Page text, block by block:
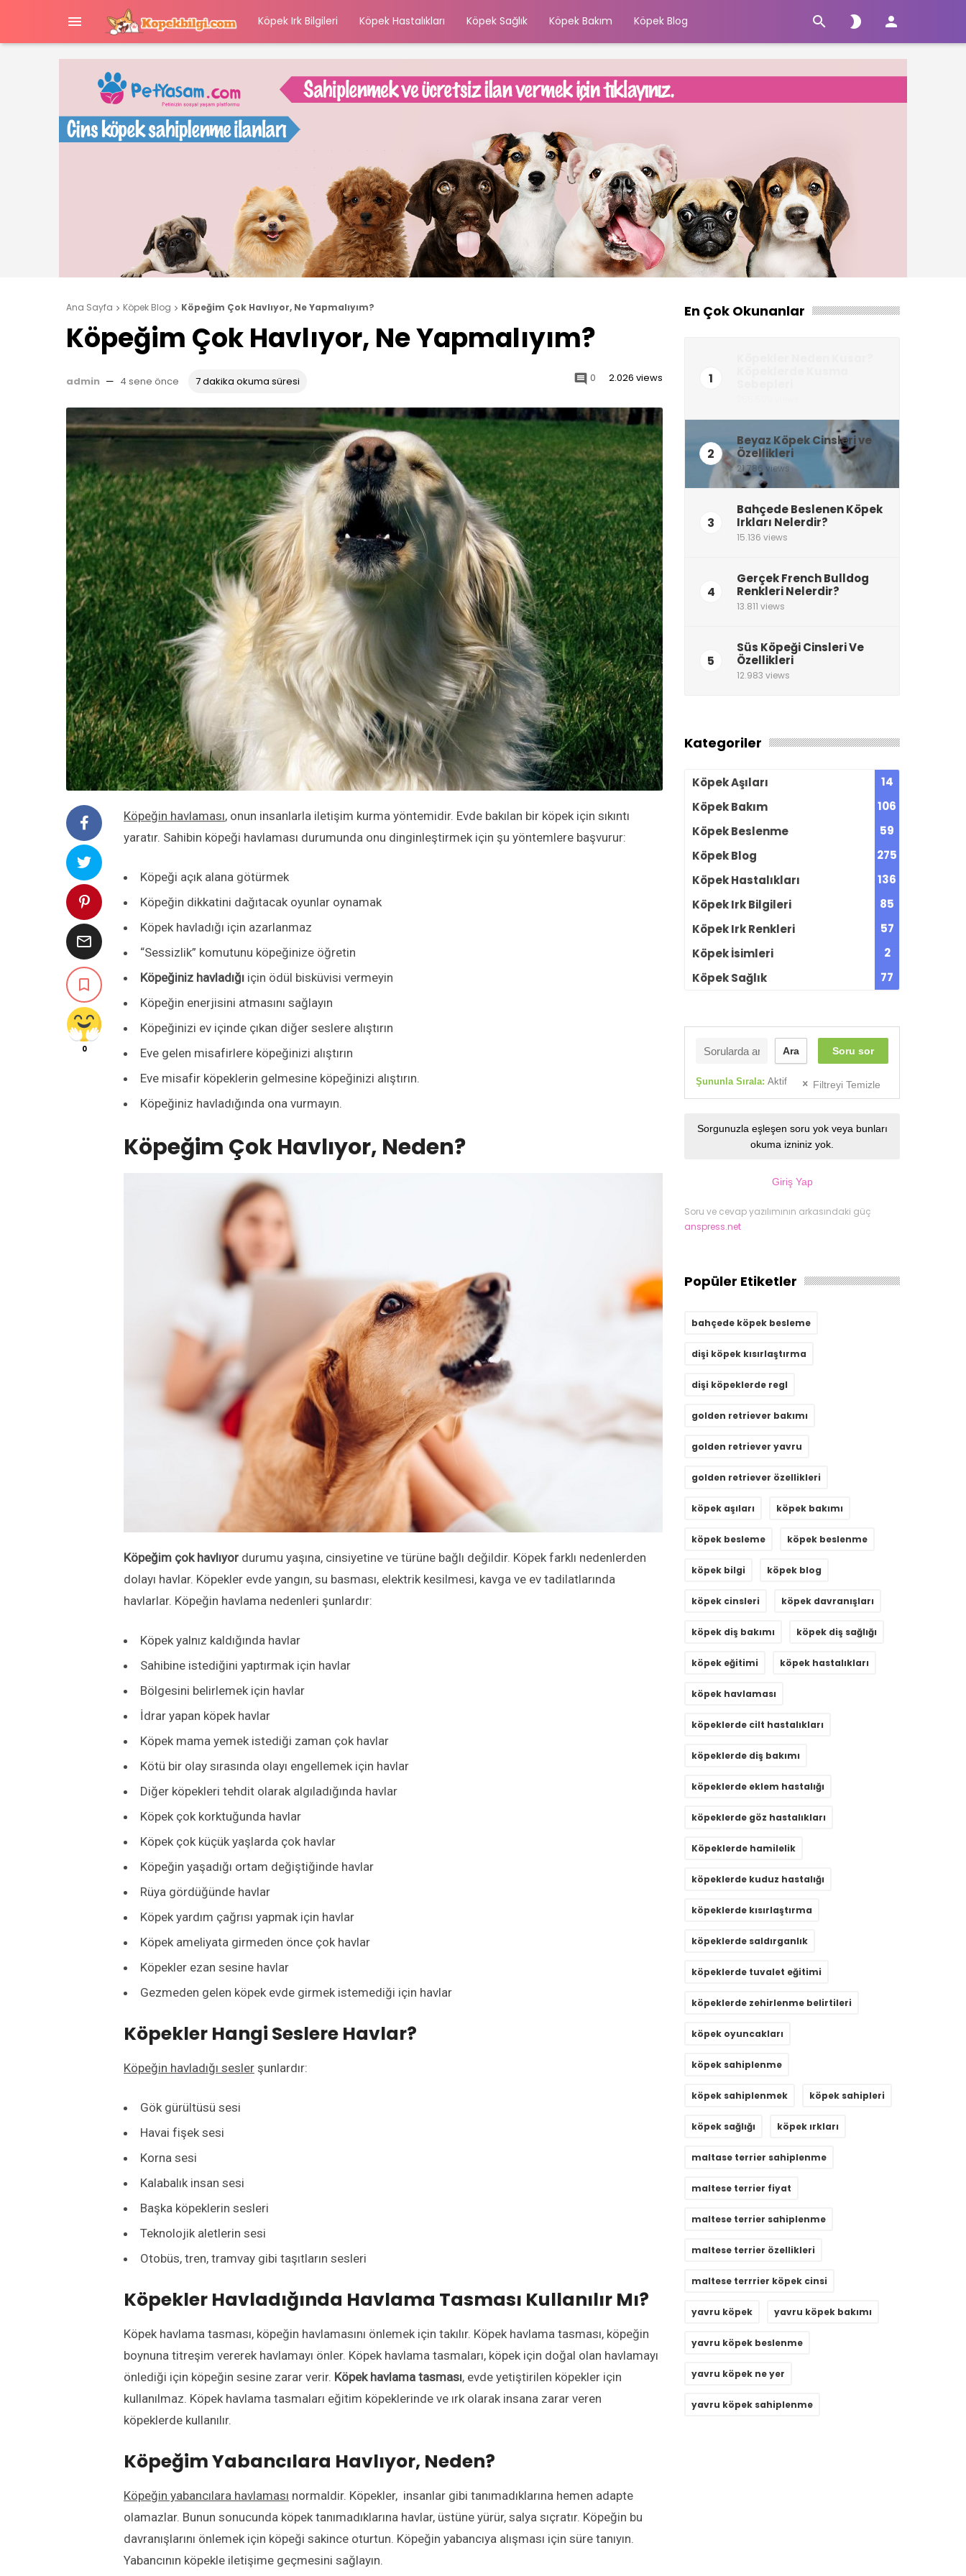
 Köpek Irk Bilgileri Köpek Hastalıkları Köpek Sağlık Köpek Bakım Köpek Blog   
Ana Sayfa  Köpek Blog  Köpeğim Çok Havlıyor, Ne Yapmalıyım?
Köpeğim Çok Havlıyor, Ne Yapmalıyım?
admin — 4 sene önce 7 dakika okuma süresi  0 2.026 views


0
Köpeğin havlaması, onun insanlarla iletişim kurma yöntemidir. Evde bakılan bir köpek için sıkıntı
yaratır. Sahibin köpeği havlaması durumunda onu dinginleştirmek için şu yöntemlere başvurur:
Köpeği açık alana götürmek
Köpeğin dikkatini dağıtacak oyunlar oynamak
Köpek havladığı için azarlanmaz
“Sessizlik” komutunu köpeğinize öğretin
Köpeğiniz havladığı için ödül bisküvisi vermeyin
Köpeğin enerjisini atmasını sağlayın
Köpeğinizi ev içinde çıkan diğer seslere alıştırın
Eve gelen misafirlere köpeğinizi alıştırın
Eve misafir köpeklerin gelmesine köpeğinizi alıştırın.
Köpeğiniz havladığında ona vurmayın.
Köpeğim Çok Havlıyor, Neden?
Köpeğim çok havlıyor durumu yaşına, cinsiyetine ve türüne bağlı değildir. Köpek farklı nedenlerden
dolayı havlar. Köpekler evde yangın, su basması, elektrik kesilmesi, kavga ve ev tadilatlarında
havlarlar. Köpeğin havlama nedenleri şunlardır:
Köpek yalnız kaldığında havlar
Sahibine istediğini yaptırmak için havlar
Bölgesini belirlemek için havlar
İdrar yapan köpek havlar
Köpek mama yemek istediği zaman çok havlar
Kötü bir olay sırasında olayı engellemek için havlar
Diğer köpekleri tehdit olarak algıladığında havlar
Köpek çok korktuğunda havlar
Köpek çok küçük yaşlarda çok havlar
Köpeğin yaşadığı ortam değiştiğinde havlar
Rüya gördüğünde havlar
Köpek yardım çağrısı yapmak için havlar
Köpek ameliyata girmeden önce çok havlar
Köpekler ezan sesine havlar
Gezmeden gelen köpek evde girmek istemediği için havlar
Köpekler Hangi Seslere Havlar?
Köpeğin havladığı sesler şunlardır:
Gök gürültüsü sesi
Havai fişek sesi
Korna sesi
Kalabalık insan sesi
Başka köpeklerin sesleri
Teknolojik aletlerin sesi
Otobüs, tren, tramvay gibi taşıtların sesleri
Köpekler Havladığında Havlama Tasması Kullanılır Mı?
Köpek havlama tasması, köpeğin havlamasını önlemek için takılır. Köpek havlama tasması, köpeğin
boynuna titreşim vererek havlamayı önler. Köpek havlama tasmaları, köpek için doğal olan havlamayı
önlediği için köpeğin sesine zarar verir. Köpek havlama tasması, evde yetiştirilen köpekler için
kullanılmaz. Köpek havlama tasmaları eğitim köpeklerinde ve ırk olarak insana zarar veren
köpeklerde kullanılır.
Köpeğim Yabancılara Havlıyor, Neden?
Köpeğin yabancılara havlaması normaldir. Köpekler, insanlar gibi tanımadıklarına hemen adapte
olamazlar. Bunun sonucunda köpek tanımadıklarına havlar, üstüne yürür, salya sıçratır. Köpeğin bu
davranışlarını önlemek için köpeği sakince oturtun. Köpeğin yabancıya alışması için süre tanıyın.
Yabancının köpekle iletişime geçmesini sağlayın.
En Çok Okunanlar
1
2
Beyaz Köpek Cinsleri ve
Özellikleri
21.786 views
3
Bahçede Beslenen Köpek
Irkları Nelerdir?
15.136 views
4
Gerçek French Bulldog
Renkleri Nelerdir?
13.811 views
5
Süs Köpeği Cinsleri Ve
Özellikleri
12.983 views
Kategoriler
Köpek Aşıları
14
Köpek Bakım
106
Köpek Beslenme
59
Köpek Blog
275
Köpek Hastalıkları
136
Köpek Irk Bilgileri
85
Köpek Irk Renkleri
57
Köpek İsimleri
2
Köpek Sağlık
77
Soru sor
Ara
Şununla Sırala: Aktif Filtreyi Temizle
Sorgunuzla eşleşen soru yok veya bunları
okuma izniniz yok.
Giriş Yap
Soru ve cevap yazılımının arkasındaki güç
anspress.net
Popüler Etiketler
bahçede köpek besleme
dişi köpek kısırlaştırma
dişi köpeklerde regl
golden retriever bakımı
golden retriever yavru
golden retriever özellikleri
köpek aşıları köpek bakımı
köpek besleme köpek beslenme
köpek bilgi köpek blog
köpek cinsleri köpek davranışları
köpek diş bakımı köpek diş sağlığı
köpek eğitimi köpek hastalıkları
köpek havlaması
köpeklerde cilt hastalıkları
köpeklerde diş bakımı
köpeklerde eklem hastalığı
köpeklerde göz hastalıkları
Köpeklerde hamilelik
köpeklerde kuduz hastalığı
köpeklerde kısırlaştırma
köpeklerde saldırganlık
köpeklerde tuvalet eğitimi
köpeklerde zehirlenme belirtileri
köpek oyuncakları
köpek sahiplenme
köpek sahiplenmek köpek sahipleri
köpek sağlığı köpek ırkları
maltase terrier sahiplenme
maltese terrier fiyat
maltese terrier sahiplenme
maltese terrier özellikleri
maltese terrrier köpek cinsi
yavru köpek yavru köpek bakımı
yavru köpek beslenme
yavru köpek ne yer
yavru köpek sahiplenme